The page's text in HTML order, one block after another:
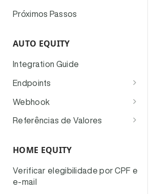
Próximos Passos
AUTO EQUITY
Integration Guide
Endpoints
Principais Endpoints
Aprovação
Criar Proposta
Demais Endpoints
Consultar Condições de
Documentos
Consultar Detalhes (Link) do
Webhook
Eventos e Jornada da
Verificação de Autenticidade
Motivos de Recusa
Referências de Valores
Empréstimo
Informações profissionais
HOME EQUITY
Verificar elegibilidade por CPF e
e-mail